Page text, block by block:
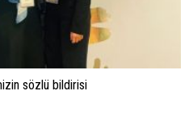
sözlü bildirisi